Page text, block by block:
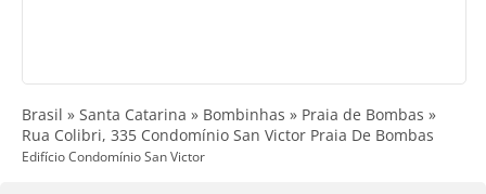
Brasil » Santa Catarina » Bombinhas » Praia de Bombas »
Rua Colibri, 335 Condomínio San Victor Praia De Bombas
Edifício Condomínio San Victor